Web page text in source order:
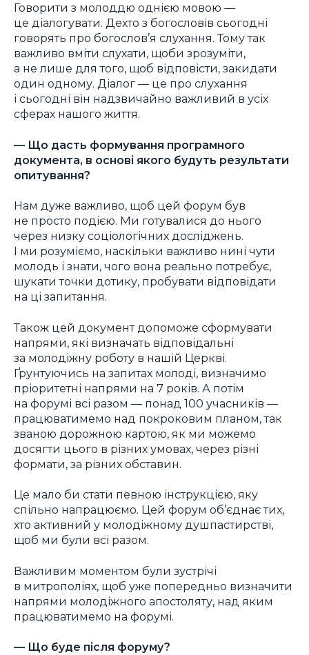
Говорити з молоддю однією мовою —
це діалогувати. Дехто з богословів сьогодні
говорять про богослов’я слухання. Тому так
важливо вміти слухати, щоби зрозуміти,
а не лише для того, щоб відповісти, закидати
один одному. Діалог — це про слухання
і сьогодні він надзвичайно важливий в усіх
сферах нашого життя.
— Що дасть формування програмного
документа, в основі якого будуть результати
опитування?
Нам дуже важливо, щоб цей форум був
не просто подією. Ми готувалися до нього
через низку соціологічних досліджень.
І ми розуміємо, наскільки важливо нині чути
молодь і знати, чого вона реально потребує,
шукати точки дотику, пробувати відповідати
на ці запитання.
Також цей документ допоможе сформувати
напрями, які визначать відповідальні
за молодіжну роботу в нашій Церкві.
Ґрунтуючись на запитах молоді, визначимо
пріоритетні напрями на 7 років. А потім
на форумі всі разом — понад 100 учасників —
працюватимемо над покроковим планом, так
званою дорожною картою, як ми можемо
досягти цього в різних умовах, через різні
формати, за різних обставин.
Це мало би стати певною інструкцією, яку
спільно напрацюємо. Цей форум об’єднає тих,
хто активний у молодіжному душпастирстві,
щоб ми були всі разом.
Важливим моментом були зустрічі
в митрополіях, щоб уже попередньо визначити
напрями молодіжного апостоляту, над яким
працюватимемо на форумі.
— Що буде після форуму?